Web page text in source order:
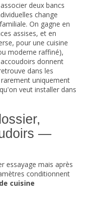
deux bancs
change
On gagne en
assises, et en
pour une cuisine
moderne raffiné),
donnent
dans les
uniquement
veut installer dans
—
essayage mais après
conditionnent
cuisine